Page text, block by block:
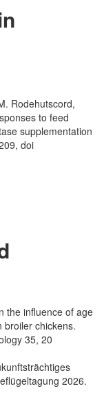
Rodehutscord,
to feed
supplementation
doi
the influence of age
broiler chickens.
35, 20
2026.